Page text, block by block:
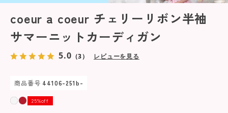
coeur a coeur チェリーリボン半袖
サマーニットカーディガン
5.0 （3） レビューを見る
商品番号 44106-251b-
25%off